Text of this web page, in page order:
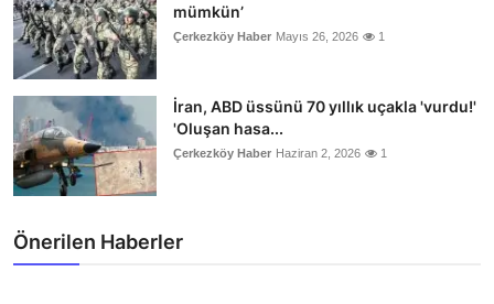
mümkün’
Çerkezköy Haber Mayıs 26, 2026 1
İran, ABD üssünü 70 yıllık uçakla 'vurdu!'
'Oluşan hasa...
Çerkezköy Haber Haziran 2, 2026 1
Önerilen Haberler